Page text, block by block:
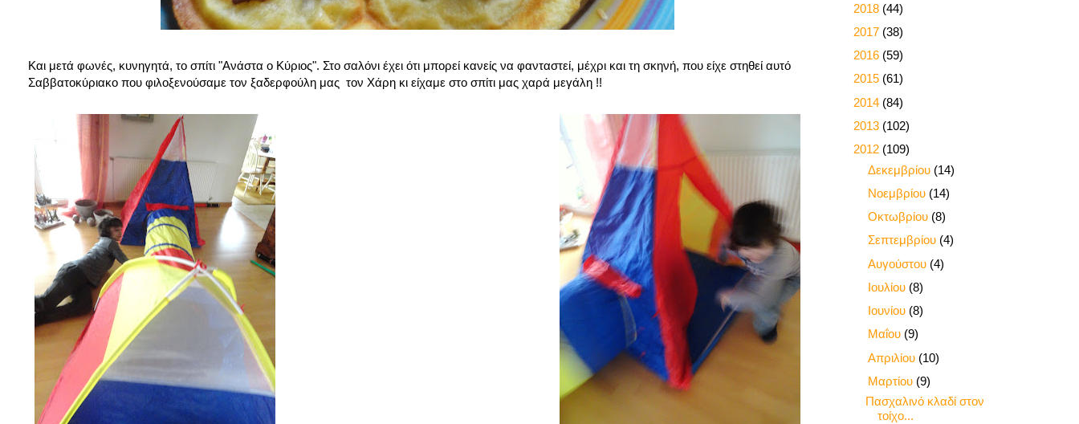
Και μετά φωνές, κυνηγητά, το σπίτι "Ανάστα ο Κύριος". Στο σαλόνι έχει ότι μπορεί κανείς να φανταστεί, μέχρι και τη σκηνή, που είχε στηθεί αυτό
Σαββατοκύριακο που φιλοξενούσαμε τον ξαδερφούλη μας τον Χάρη κι είχαμε στο σπίτι μας χαρά μεγάλη !!
2018 (44)
2017 (38)
2016 (59)
2015 (61)
2014 (84)
2013 (102)
2012 (109)
Δεκεμβρίου (14)
Νοεμβρίου (14)
Οκτωβρίου (8)
Σεπτεμβρίου (4)
Αυγούστου (4)
Ιουλίου (8)
Ιουνίου (8)
Μαΐου (9)
Απριλίου (10)
Μαρτίου (9)
Πασχαλινό κλαδί στον
τοίχο...